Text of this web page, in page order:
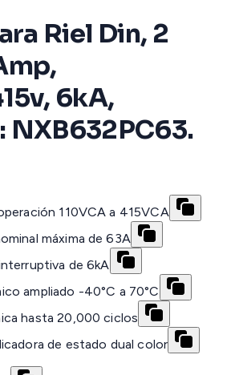
Riel Din, 2
6kA,
NXB632PC63.
110VCA a 415VCA
máxima de 63A
de 6kA
ampliado -40°C a 70°C
hasta 20,000 ciclos
de estado dual color